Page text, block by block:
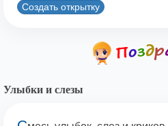
Создать открытку
Улыбки и слезы